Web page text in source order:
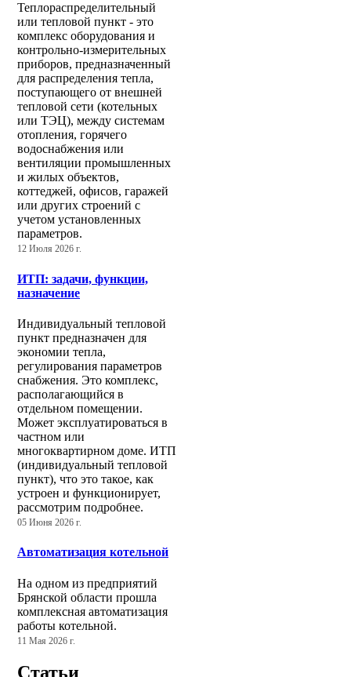
Теплораспределительный
или тепловой пункт - это
комплекс оборудования и
контрольно-измерительных
приборов, предназначенный
для распределения тепла,
поступающего от внешней
тепловой сети (котельных
или ТЭЦ), между системам
отопления, горячего
водоснабжения или
вентиляции промышленных
и жилых объектов,
коттеджей, офисов, гаражей
или других строений с
учетом установленных
параметров.
12 Июля 2026 г.
ИТП: задачи, функции,
назначение
Индивидуальный тепловой
пункт предназначен для
экономии тепла,
регулирования параметров
снабжения. Это комплекс,
располагающийся в
отдельном помещении.
Может эксплуатироваться в
частном или
многоквартирном доме. ИТП
(индивидуальный тепловой
пункт), что это такое, как
устроен и функционирует,
рассмотрим подробнее.
05 Июня 2026 г.
Автоматизация котельной
На одном из предприятий
Брянской области прошла
комплексная автоматизация
работы котельной.
11 Мая 2026 г.
Статьи